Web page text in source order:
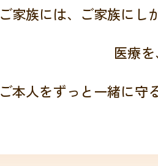
ご家族には、ご家族にし
医療を
ご本人をずっと一緒に守